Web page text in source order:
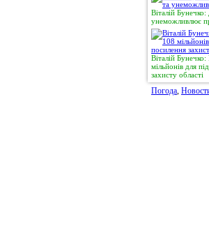
Віталій
унеможливлює
Віталій
мільйонів для
захисту області
Погода,